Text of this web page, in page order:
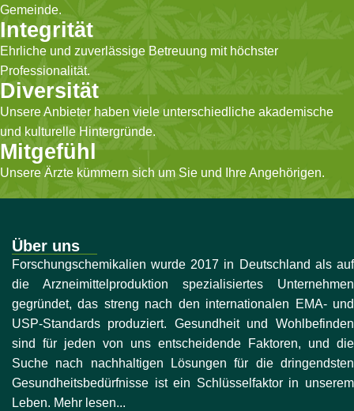
Gemeinde.
Integrität
Ehrliche und zuverlässige Betreuung mit höchster
Professionalität.
Diversität
Unsere Anbieter haben viele unterschiedliche akademische
und kulturelle Hintergründe.
Mitgefühl
Unsere Ärzte kümmern sich um Sie und Ihre Angehörigen.
Über uns
Forschungschemikalien wurde 2017 in Deutschland als auf
die Arzneimittelproduktion spezialisiertes Unternehmen
gegründet, das streng nach den internationalen EMA- und
USP-Standards produziert. Gesundheit und Wohlbefinden
sind für jeden von uns entscheidende Faktoren, und die
Suche nach nachhaltigen Lösungen für die dringendsten
Gesundheitsbedürfnisse ist ein Schlüsselfaktor in unserem
Leben. Mehr lesen...